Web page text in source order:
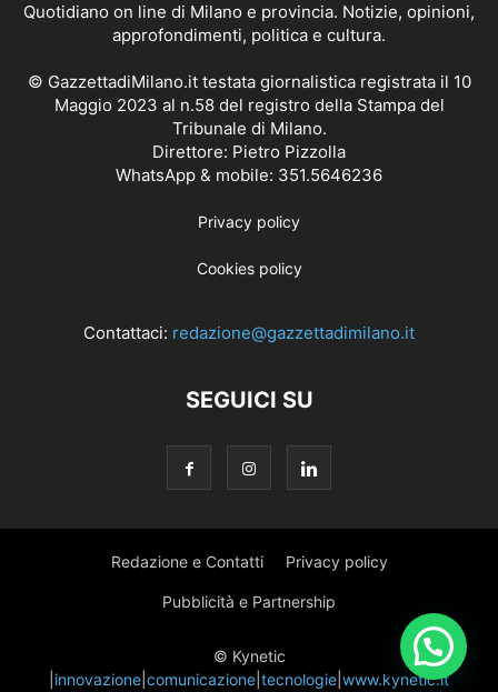
Quotidiano on line di Milano e provincia. Notizie, opinioni,
approfondimenti, politica e cultura.
© GazzettadiMilano.it testata giornalistica registrata il 10
Maggio 2023 al n.58 del registro della Stampa del
Tribunale di Milano.
Direttore: Pietro Pizzolla
WhatsApp & mobile: 351.5646236
Privacy policy
Cookies policy
Contattaci: redazione@gazzettadimilano.it
SEGUICI SU
Redazione e Contatti Privacy policy
Pubblicità e Partnership
© Kynetic
innovazione comunicazione tecnologie www.kynetic.it